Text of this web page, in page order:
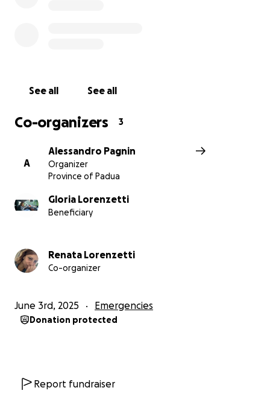
See all See all
Co-organizers 3
A
Alessandro Pagnin
Organizer
Province of Padua
Gloria Lorenzetti
Beneficiary
Renata Lorenzetti
Co-organizer
June 3rd, 2025 Emergencies
Donation protected
Report fundraiser